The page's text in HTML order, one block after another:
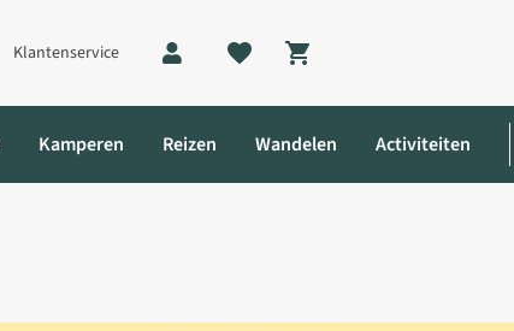
Klantenservice
Shopping cart
Kamperen Reizen Wandelen Activiteiten